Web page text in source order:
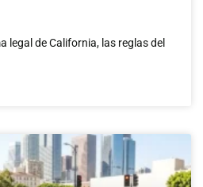
legal de California, las reglas del